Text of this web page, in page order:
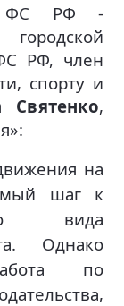
ФС РФ -
РФ, член
спорту и
Святенко,
на
шаг к
вида
Однако
по